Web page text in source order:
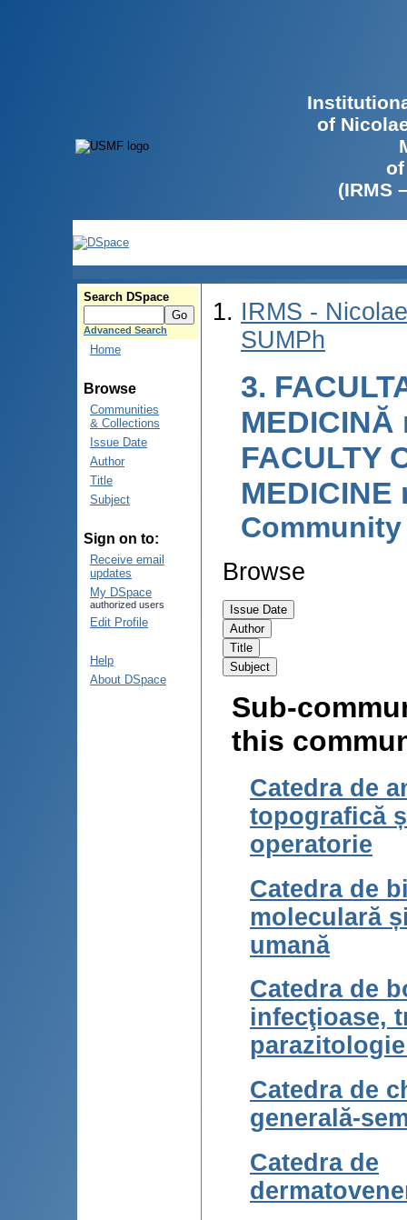
of
(IRMS
Search DSpace
Advanced Search
Home
Browse
Communities
& Collections
Issue Date
Author
Title
Subject
Sign on to:
Receive email
updates
My DSpace
authorized users
Edit Profile
Help
About DSpace
IRMS -
SUMPh
3.
MEDICINĂ
FACULTY
MEDICINE
Browse
Sub-
this
Catedra de
topografică
operatorie
Catedra de
moleculară
umană
Catedra de
infecţioase,
Catedra de
generală-
Catedra de